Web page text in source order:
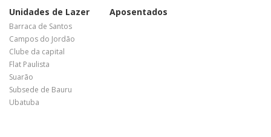
Unidades de Lazer
Barraca de Santos
Campos do Jordão
Clube da capital
Flat Paulista
Suarão
Subsede de Bauru
Ubatuba
Aposentados